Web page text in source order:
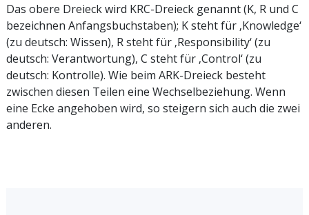
Das obere Dreieck wird KRC-Dreieck genannt (K, R und C
bezeichnen Anfangsbuchstaben); K steht für ‚Knowledge‘
(zu deutsch: Wissen), R steht für ‚Responsibility‘ (zu
deutsch: Verantwortung), C steht für ‚Control‘ (zu
deutsch: Kontrolle). Wie beim ARK-Dreieck besteht
zwischen diesen Teilen eine Wechselbeziehung. Wenn
eine Ecke angehoben wird, so steigern sich auch die zwei
anderen.